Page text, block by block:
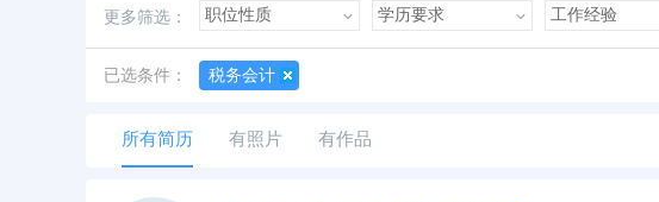
更多筛选：
已选条件： 税务会计
所有简历 有照片 有作品